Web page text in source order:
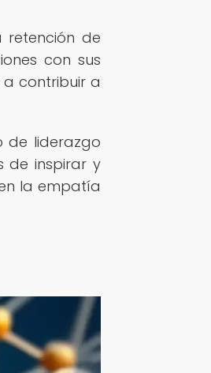
retención de
con sus
contribuir a
de liderazgo
de inspirar y
la empatía